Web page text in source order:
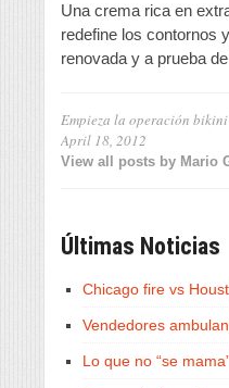
Una crema rica en
redefine los contornos
renovada y a prueba
Empieza la operación bikini
April 18, 2012
View all posts by Mario
Últimas Noticias
Chicago fire vs
Vendedores
Lo que no “se